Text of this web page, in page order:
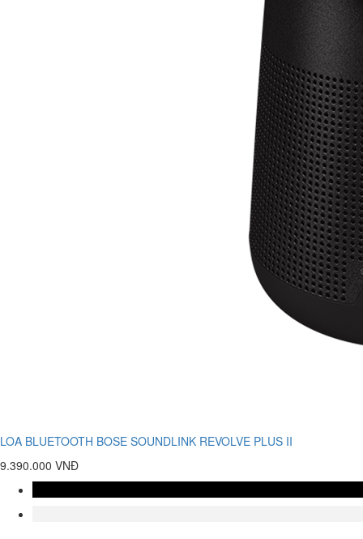
LOA BLUETOOTH BOSE SOUNDLINK REVOLVE PLUS II
9.390.000 VNĐ